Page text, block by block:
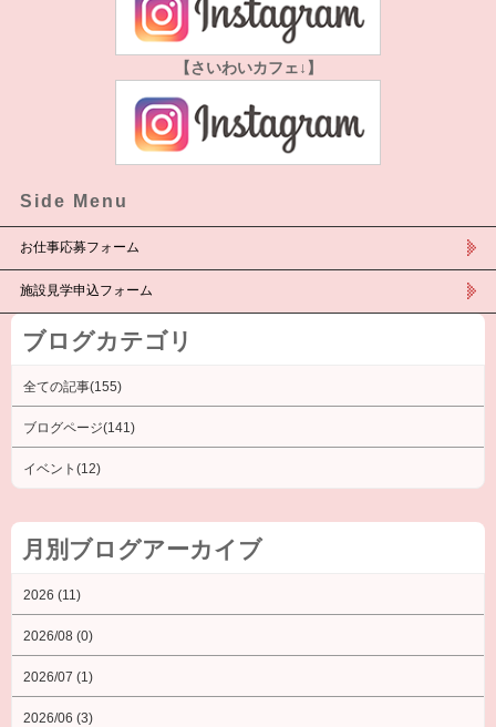
【さいわいカフェ↓】
Side Menu
お仕事応募フォーム
施設見学申込フォーム
ブログカテゴリ
全ての記事(155)
ブログページ(141)
イベント(12)
月別ブログアーカイブ
2026 (11)
2026/08 (0)
2026/07 (1)
2026/06 (3)